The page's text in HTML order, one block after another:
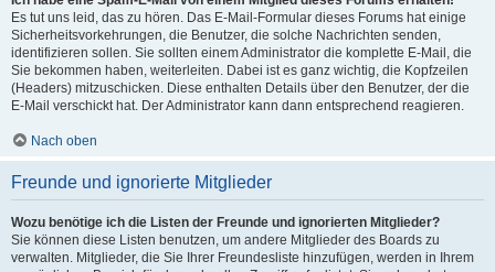
Es tut uns leid, das zu hören. Das E-Mail-Formular dieses Forums hat einige
Sicherheitsvorkehrungen, die Benutzer, die solche Nachrichten senden,
identifizieren sollen. Sie sollten einem Administrator die komplette E-Mail, die
Sie bekommen haben, weiterleiten. Dabei ist es ganz wichtig, die Kopfzeilen
(Headers) mitzuschicken. Diese enthalten Details über den Benutzer, der die
E-Mail verschickt hat. Der Administrator kann dann entsprechend reagieren.
Nach oben
Freunde und ignorierte Mitglieder
Wozu benötige ich die Listen der Freunde und ignorierten Mitglieder?
Sie können diese Listen benutzen, um andere Mitglieder des Boards zu
verwalten. Mitglieder, die Sie Ihrer Freundesliste hinzufügen, werden in Ihrem